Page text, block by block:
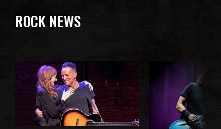
ROCK NEWS